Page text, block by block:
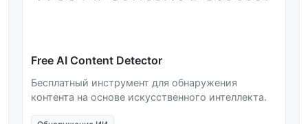
Free AI Content Detector
Бесплатный инструмент для обнаружения
контента на основе искусственного интеллекта.